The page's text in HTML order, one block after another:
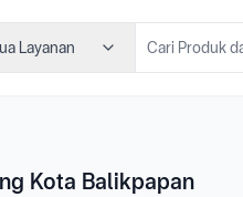
Layanan
Kota Balikpapan